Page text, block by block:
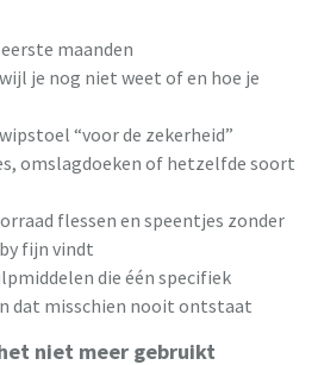
maanden
je nog niet weet of en hoe je
“voor de zekerheid”
omslagdoeken of hetzelfde soort
flessen en speentjes zonder
fijn vindt
die één specifiek
dat misschien nooit ontstaat
niet meer gebruikt